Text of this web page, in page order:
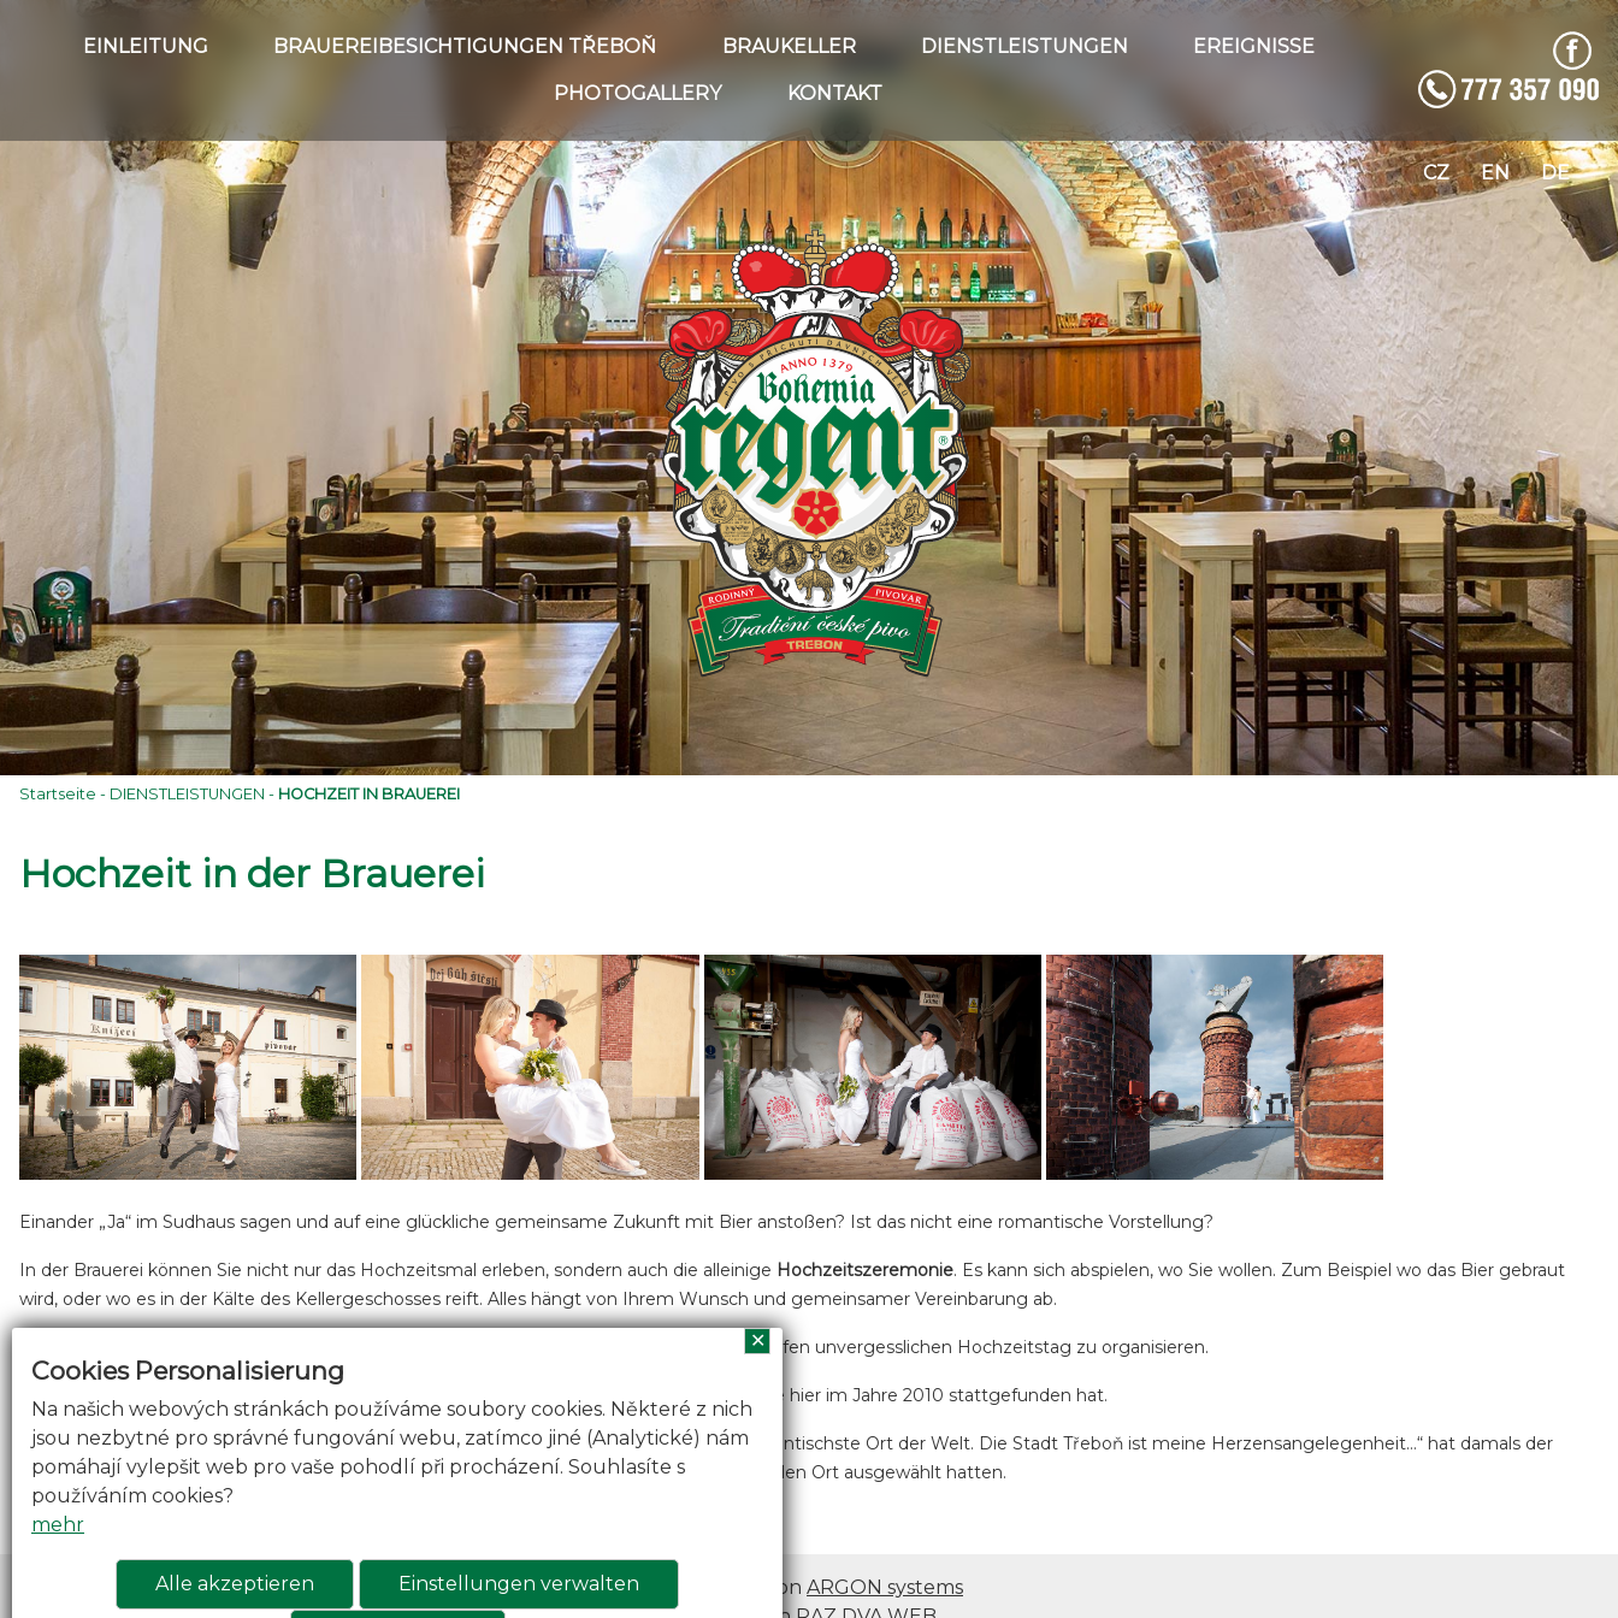
EINLEITUNG BRAUEREIBESICHTIGUNGEN TŘEBOŇ BRAUKELLER DIENSTLEISTUNGEN EREIGNISSE
PHOTOGALLERY KONTAKT
CZ EN DE
Startseite - DIENSTLEISTUNGEN - HOCHZEIT IN BRAUEREI
Hochzeit in der Brauerei
Einander „Ja“ im Sudhaus sagen und auf eine glückliche gemeinsame Zukunft mit Bier anstoßen? Ist das nicht eine romantische Vorstellung?
In der Brauerei können Sie nicht nur das Hochzeitsmal erleben, sondern auch die alleinige Hochzeitszeremonie. Es kann sich abspielen, wo Sie wollen. Zum Beispiel wo das Bier gebraut
wird, oder wo es in der Kälte des Kellergeschosses reift. Alles hängt von Ihrem Wunsch und gemeinsamer Vereinbarung ab.
werden wir Ihnen helfen unvergesslichen Hochzeitstag zu organisieren.
Sie können vielleicht von einer Aussage über die allererste Hochzeit überzeugt werden, die hier im Jahre 2010 stattgefunden hat.
„Bier ist das beste Getränk der Menschheitsgeschichte und Brauerei in Třeboň ist der romantischste Ort der Welt. Die Stadt Třeboň ist meine Herzensangelegenheit…“ hat damals der
Bräutigam erklärt, warum er und seine Neuvermählte für ihre Hochzeit solch einen originellen Ort ausgewählt hatten.
http://jindrichohradecky.denik.cz/zpravy_region/sve-ano-si-snoubenci-rekli-v20101011.html
Produziert von ARGON systems
Cookies Personalisierung
Na našich webových stránkách používáme soubory cookies. Některé z nich
jsou nezbytné pro správné fungování webu, zatímco jiné (Analytické) nám
pomáhají vylepšit web pro vaše pohodlí při procházení. Souhlasíte s
používáním cookies?
mehr
Alle akzeptieren Einstellungen verwalten
✕